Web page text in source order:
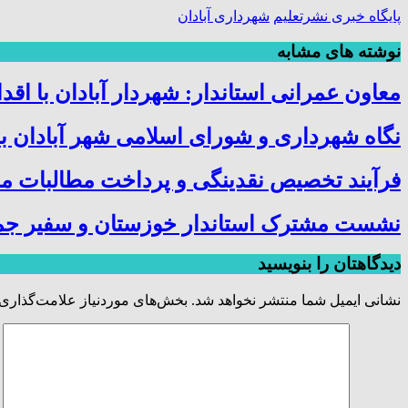
پایگاه خبری نشرتعلیم شهرداری آبادان
نوشته های مشابه
معاون عمرانی استاندار: شهردار آبادان
نگاه شهرداری و شورای اسلامی شهر آبادان
فرآیند تخصیص نقدینگی و پرداخت
نشست مشترک استاندار خوزستان و سفیر
دیدگاهتان را بنویسید
نشانی ایمیل شما منتشر نخواهد شد. بخش‌های موردنیاز